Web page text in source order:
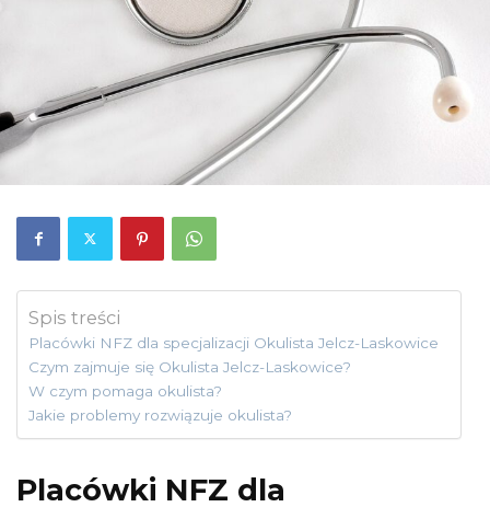
Spis treści
Placówki NFZ dla specjalizacji Okulista Jelcz-Laskowice
Czym zajmuje się Okulista Jelcz-Laskowice?
W czym pomaga okulista?
Jakie problemy rozwiązuje okulista?
Placówki NFZ dla